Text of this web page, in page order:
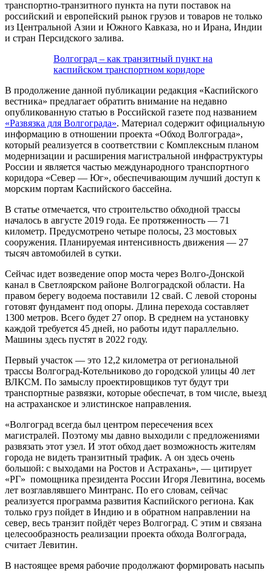
транспортно-транзитного пункта на пути поставок на
российский и европейский рынок грузов и товаров не только
из Центральной Азии и Южного Кавказа, но и Ирана, Индии
и стран Персидского залива.
Волгоград – как транзитный пункт на
каспийском транспортном коридоре
В продолжение данной публикации редакция «Каспийского
вестника» предлагает обратить внимание на недавно
опубликованную статью в Российской газете под названием
«Развязка для Волгограда». Материал содержит официальную
информацию в отношении проекта «Обход Волгограда»,
который реализуется в соответствии с Комплексным планом
модернизации и расширения магистральной инфраструктуры
России и является частью международного транспортного
коридора «Север — Юг», обеспечивающим лучший доступ к
морским портам Каспийского бассейна.
В статье отмечается, что строительство обходной трассы
началось в августе 2019 года. Ее протяженность — 71
километр. Предусмотрено четыре полосы, 23 мостовых
сооружения. Планируемая интенсивность движения — 27
тысяч автомобилей в сутки.
Сейчас идет возведение опор моста через Волго-Донской
канал в Светлоярском районе Волгоградской области. На
правом берегу водоема поставили 12 свай. С левой стороны
готовят фундамент под опоры. Длина перехода составляет
1300 метров. Всего будет 27 опор. В среднем на установку
каждой требуется 45 дней, но работы идут параллельно.
Машины здесь пустят в 2022 году.
Первый участок — это 12,2 километра от региональной
трассы Волгоград-Котельниково до городской улицы 40 лет
ВЛКСМ. По замыслу проектировщиков тут будут три
транспортные развязки, которые обеспечат, в том числе, выезд
на астраханское и элистинское направления.
«Волгоград всегда был центром пересечения всех
магистралей. Поэтому мы давно выходили с предложениями
развязать этот узел. И этот обход дает возможность жителям
города не видеть транзитный трафик. А он здесь очень
большой: с выходами на Ростов и Астрахань», — цитирует
«РГ» помощника президента России Игоря Левитина, восемь
лет возглавлявшего Минтранс. По его словам, сейчас
реализуется программа развития Каспийского региона. Как
только груз пойдет в Индию и в обратном направлении на
север, весь транзит пойдёт через Волгоград. С этим и связана
целесообразность реализации проекта обхода Волгограда,
считает Левитин.
В настоящее время рабочие продолжают формировать насыпь